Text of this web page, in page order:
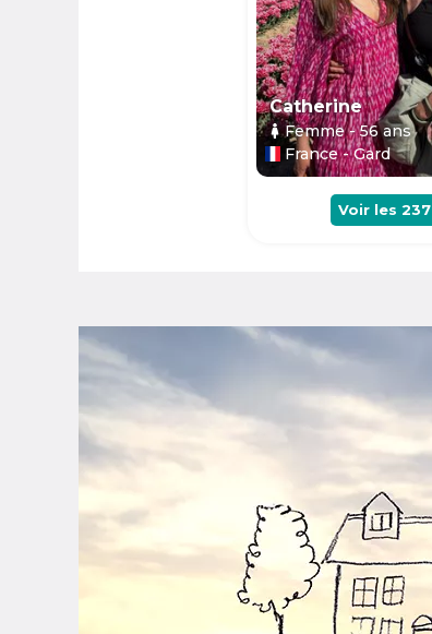
Catherine
Femme- 56ans
France - Gard
Voir les 237